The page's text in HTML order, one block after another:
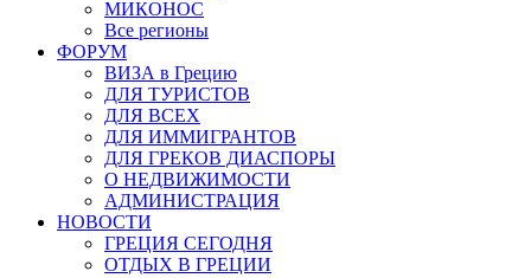
МИКОНОС
Все регионы
ФОРУМ
ВИЗА в Грецию
ДЛЯ ТУРИСТОВ
ДЛЯ ВСЕХ
ДЛЯ ИММИГРАНТОВ
ДЛЯ ГРЕКОВ ДИАСПОРЫ
О НЕДВИЖИМОСТИ
АДМИНИСТРАЦИЯ
НОВОСТИ
ГРЕЦИЯ СЕГОДНЯ
ОТДЫХ В ГРЕЦИИ